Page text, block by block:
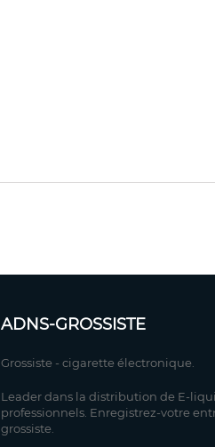
ADNS-GROSSISTE
Grossiste - cigarette électronique.
Leader dans la distribution de E-
professionnels. Enregistrez-votre
grossiste.